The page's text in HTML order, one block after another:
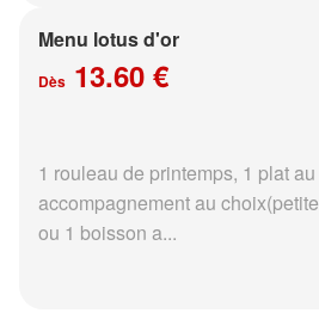
Menu lotus d'or
Dès 13.60 €
1 rouleau de printemps, 1 plat au
accompagnement au
ou 1 boisson a...